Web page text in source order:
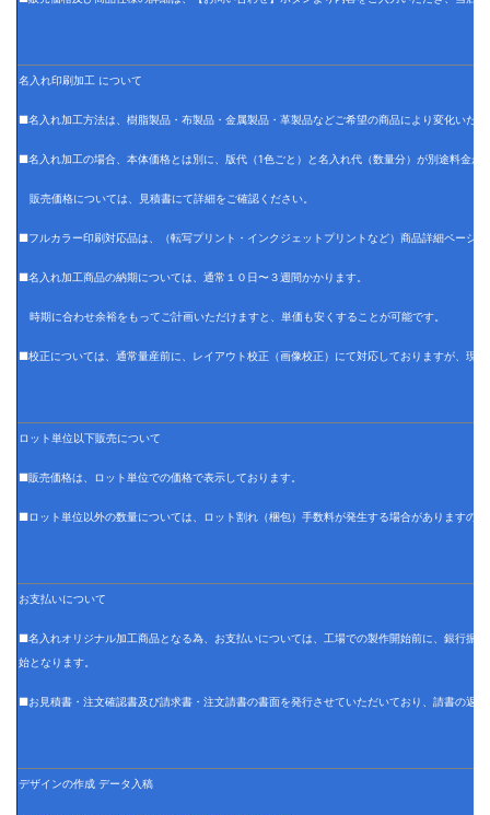
名入れ印刷加工 について
■名入れ加工方法は、樹脂製品・布製品・金属製品・革製品などご希望の商品により変化いたし
■名入れ加工の場合、本体価格とは別に、版代（1色ごと）と名入れ代（数量分）が別途料金が
販売価格については、見積書にて詳細をご確認ください。
■フルカラー印刷対応品は、（転写プリント・インクジェットプリントなど）商品詳細ページ
■名入れ加工商品の納期については、通常１０日〜３週間かかります。
時期に合わせ余裕をもってご計画いただけますと、単価も安くすることが可能です。
■校正については、通常量産前に、レイアウト校正（画像校正）にて対応しておりますが、現
ロット単位以下販売について
■販売価格は、ロット単位での価格で表示しております。
■ロット単位以外の数量については、ロット割れ（梱包）手数料が発生する場合がありますの
お支払いについて
■名入れオリジナル加工商品となる為、お支払いについては、工場での製作開始前に、銀行振
始となります。
■お見積書・注文確認書及び請求書・注文請書の書面を発行させていただいており、請書の返
デザインの作成 データ入稿